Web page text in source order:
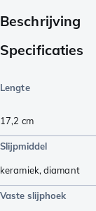
Beschrijving
Specificaties
Lengte
17,2 cm
Slijpmiddel
keramiek,diamant
Vaste slijphoek